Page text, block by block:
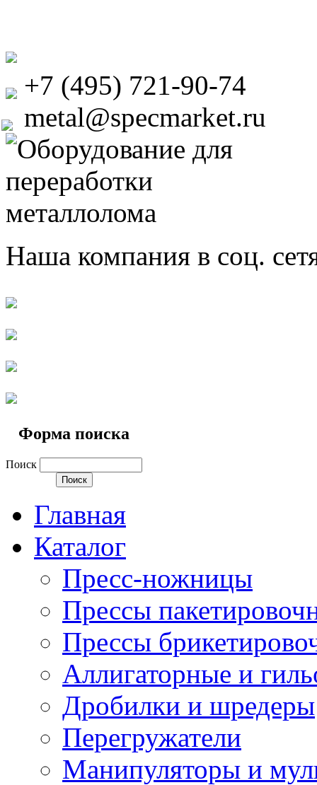
+7 (495) 721-90-74
metal@specmarket.ru
Наша компания в соц.
Форма поиска
Поиск
Главная
Каталог
Пресс-ножницы
Прессы
Прессы
Аллигаторные и
Дробилки и шредеры
Перегружатели
Манипуляторы и